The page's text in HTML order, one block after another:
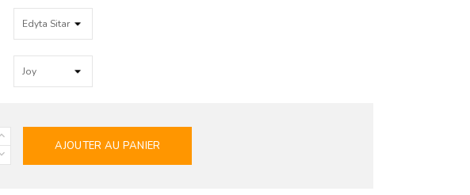
AJOUTER AU PANIER